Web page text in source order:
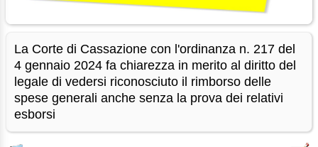
La Corte di Cassazione con l'ordinanza n. 217 del
4 gennaio 2024 fa chiarezza in merito al diritto del
legale di vedersi riconosciuto il rimborso delle
spese generali anche senza la prova dei relativi
esborsi